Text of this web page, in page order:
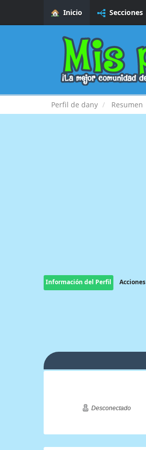
Inicio Secciones
Perfil de dany Resumen
Información del Perfil Acciones
Desconectado